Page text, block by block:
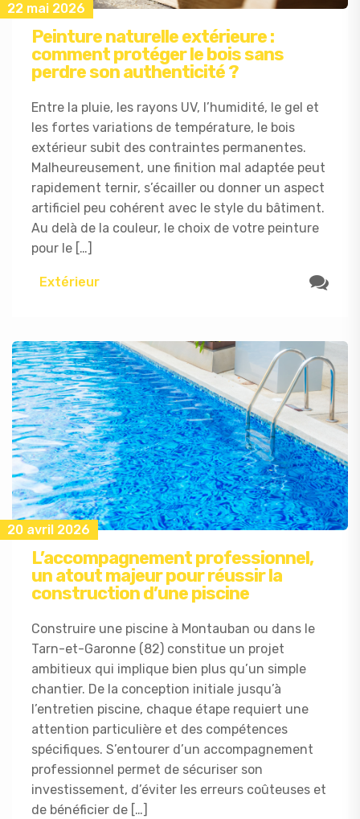
22 mai 2026
Peinture naturelle extérieure :
comment protéger le bois sans
perdre son authenticité ?
Entre la pluie, les rayons UV, l’humidité, le gel et
les fortes variations de température, le bois
extérieur subit des contraintes permanentes.
Malheureusement, une finition mal adaptée peut
rapidement ternir, s’écailler ou donner un aspect
artificiel peu cohérent avec le style du bâtiment.
Au delà de la couleur, le choix de votre peinture
pour le […]
Extérieur
20 avril 2026
L’accompagnement professionnel,
un atout majeur pour réussir la
construction d’une piscine
Construire une piscine à Montauban ou dans le
Tarn-et-Garonne (82) constitue un projet
ambitieux qui implique bien plus qu’un simple
chantier. De la conception initiale jusqu’à
l’entretien piscine, chaque étape requiert une
attention particulière et des compétences
spécifiques. S’entourer d’un accompagnement
professionnel permet de sécuriser son
investissement, d’éviter les erreurs coûteuses et
de bénéficier de […]